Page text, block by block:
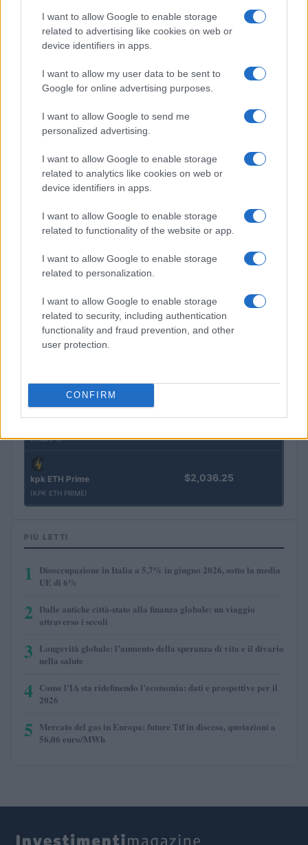
I want to allow Google to enable storage
related to advertising like cookies on web or
device identifiers in apps.
I want to allow my user data to be sent to
Google for online advertising purposes.
I want to allow Google to send me
personalized advertising.
I want to allow Google to enable storage
related to analytics like cookies on web or
device identifiers in apps.
I want to allow Google to enable storage
related to functionality of the website or app.
I want to allow Google to enable storage
related to personalization.
I want to allow Google to enable storage
related to security, including authentication
functionality and fraud prevention, and other
user protection.
CONFIRM
Kinza Babylon Staked
BTC
(KBTC)
$83,270.00
Steakhouse EURCV
(STEAKEURCV)
$100,000,000,000,000.00
Epoch Island
(STINJ)
Vested XOR
(VXOR)
$3,407.11
JDB
(JDB)
$0.022
(FIBO)
(TRUAPT)
kpk ETH Prime
(KPK ETH PRIME)
$2,036.25
PIÙ LETTI
1
Disoccupazione in Italia a 5,7% in giugno 2026, sotto la media
UE di 6%
2 Dalle antiche città-stato alla finanza globale: un viaggio
attraverso i secoli
3 Longevità globale: l’aumento della speranza di vita e il divario
nella salute
4 Come l’IA sta ridefinendo l’economia: dati e prospettive per il
2026
5 Mercato del gas in Europa: future Ttf in discesa, quotazioni a
56,06 euro/MWh